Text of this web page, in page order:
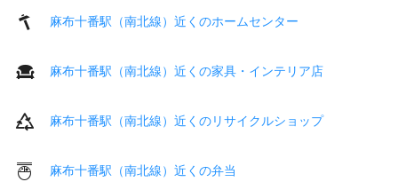
麻布十番駅（南北線）近くのホームセンター
麻布十番駅（南北線）近くの家具・インテリア店
麻布十番駅（南北線）近くのリサイクルショップ
麻布十番駅（南北線）近くの弁当